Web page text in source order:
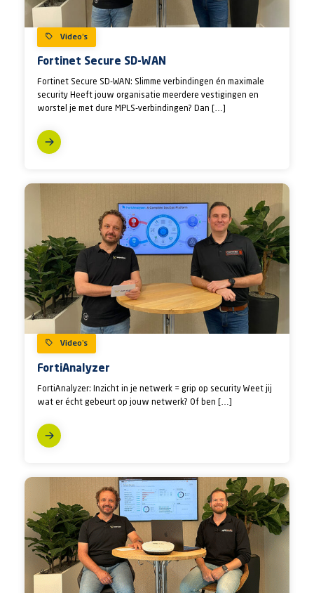
Video’s
Fortinet Secure SD-WAN
Fortinet Secure SD-WAN: Slimme verbindingen én maximale
security Heeft jouw organisatie meerdere vestigingen en
worstel je met dure MPLS-verbindingen? Dan […]
Video’s
FortiAnalyzer
FortiAnalyzer: Inzicht in je netwerk = grip op security Weet jij
wat er écht gebeurt op jouw netwerk? Of ben […]